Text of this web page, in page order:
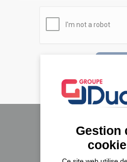
Le groupe
A propos
Gestion